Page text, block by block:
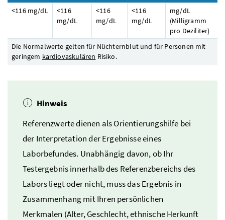
<116 mg/dL
<116
mg/dL
<116
mg/dL
<116
mg/dL
mg/dL
(Milligramm
pro Deziliter)
Die Normalwerte gelten für Nüchternblut und für Personen mit
geringem kardiovaskulären Risiko.
Hinweis
Referenzwerte dienen als Orientierungshilfe bei
der Interpretation der Ergebnisse eines
Laborbefundes. Unabhängig davon, ob Ihr
Testergebnis innerhalb des Referenzbereichs des
Labors liegt oder nicht, muss das Ergebnis in
Zusammenhang mit Ihren persönlichen
Merkmalen (Alter, Geschlecht, ethnische Herkunft